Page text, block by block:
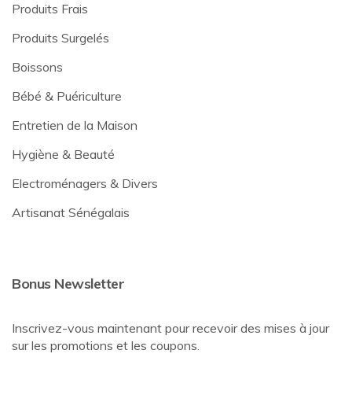
Produits Frais
Produits Surgelés
Boissons
Bébé & Puériculture
Entretien de la Maison
Hygiène & Beauté
Electroménagers & Divers
Artisanat Sénégalais
Bonus Newsletter
Inscrivez-vous maintenant pour recevoir des mises à jour
sur les promotions et les coupons.